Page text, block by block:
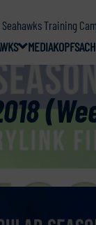
Training
MEDIA